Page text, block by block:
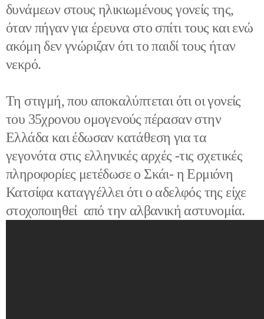
δυνάμεων στους ηλικιωμένους γονείς της,
όταν πήγαν για έρευνα στο σπίτι τους και ενώ
ακόμη δεν γνώριζαν ότι το παιδί τους ήταν
νεκρό.
Τη στιγμή, που αποκαλύπτεται ότι οι γονείς
του 35χρονου ομογενούς πέρασαν στην
Ελλάδα και έδωσαν κατάθεση για τα
γεγονότα στις ελληνικές αρχές -τις σχετικές
πληροφορίες μετέδωσε ο Σκάι- η Ερμιόνη
Κατσίφα καταγγέλλει ότι ο αδελφός της είχε
στοχοποιηθεί από την αλβανική αστυνομία.